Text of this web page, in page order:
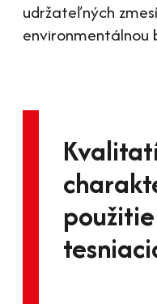
udržateľných
environmentálnou